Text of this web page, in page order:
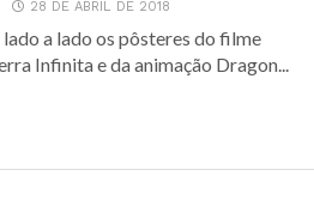
28 DE ABRIL DE 2018
a lado os pôsteres do filme
Infinita e da animação Dragon...